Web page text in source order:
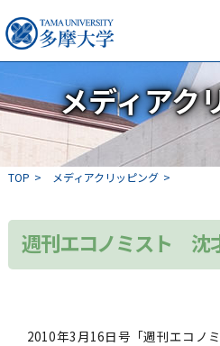
メディアク
TOP メディアクリッピング
週刊エコノミスト 沈
2010年3月16日号「週刊エコノ